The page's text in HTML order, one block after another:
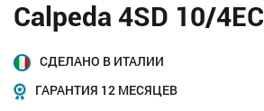
Calpeda 4SD 10/4EC
СДЕЛАНО В ИТАЛИИ
ГАРАНТИЯ 12 МЕСЯЦЕВ